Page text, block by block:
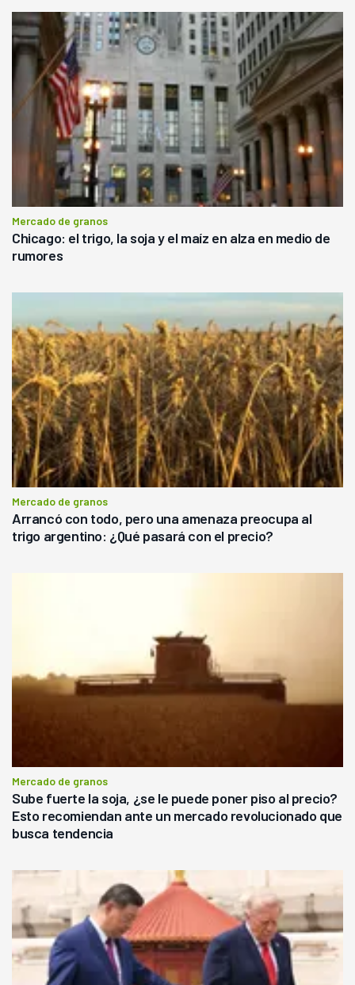
Mercado de granos
Chicago: el trigo, la soja y el maíz en alza en medio de
rumores
Mercado de granos
Arrancó con todo, pero una amenaza preocupa al
trigo argentino: ¿Qué pasará con el precio?
Mercado de granos
Sube fuerte la soja, ¿se le puede poner piso al precio?
Esto recomiendan ante un mercado revolucionado que
busca tendencia